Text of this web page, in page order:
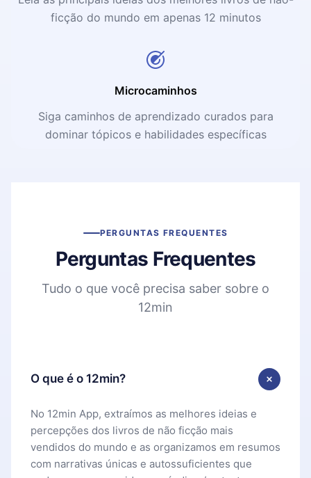
ficção do mundo em apenas 12 minutos
Microcaminhos
Siga caminhos de aprendizado curados para
dominar tópicos e habilidades específicas
PERGUNTAS FREQUENTES
Perguntas Frequentes
Tudo o que você precisa saber sobre o
12min
O que é o 12min?
No 12min App, extraímos as melhores ideias e
percepções dos livros de não ficção mais
vendidos do mundo e as organizamos em resumos
com narrativas únicas e autossuficientes que